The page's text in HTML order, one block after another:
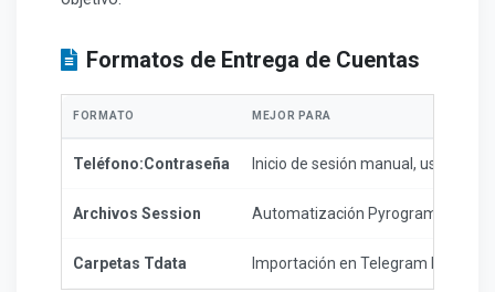
Formatos de Entrega de Cuentas
FORMATO MEJOR PARA
Teléfono:Contraseña Inicio de sesión manual, uso básico
Archivos Session Automatización Pyrogram/
Carpetas Tdata Importación en Telegram Desktop